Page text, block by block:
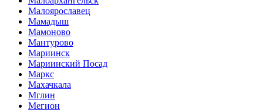
Малоярославец
Мамадыш
Мамоново
Мантурово
Мариинск
Мариинский Посад
Маркс
Махачкала
Мглин
Мегион